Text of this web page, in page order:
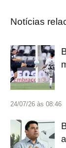
Notícias
24/07/26 às 08:46